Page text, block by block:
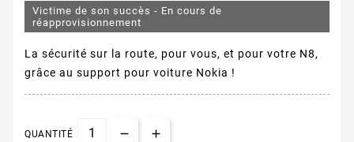
Victime de son succès - En cours de
réapprovisionnement
La sécurité sur la route, pour vous, et pour votre N8,
grâce au support pour voiture Nokia !
QUANTITÉ